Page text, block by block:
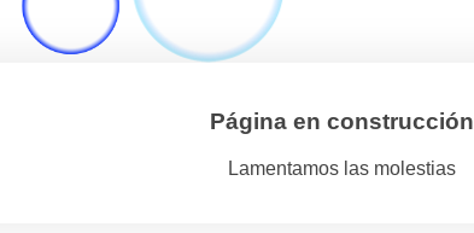
Página en construcción
Lamentamos las molestias